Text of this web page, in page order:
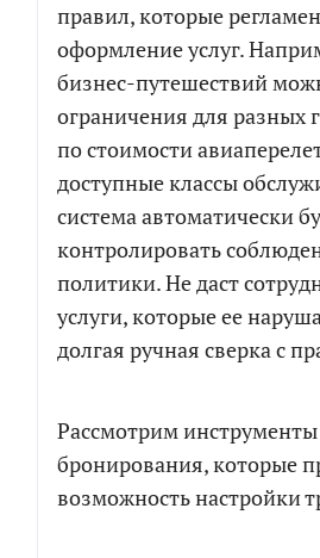
правил, которые
оформление услуг.
бизнес-путешествий
ограничения для разных
по стоимости
доступные классы
система автоматически
контролировать
политики. Не даст
услуги, которые ее
долгая ручная сверка с
Рассмотрим
бронирования, которые
возможность настройки